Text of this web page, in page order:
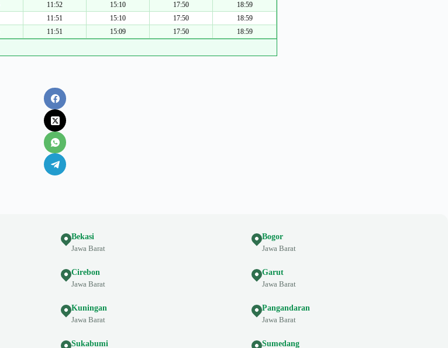
11:52 15:10 17:50
18:59
11:51 15:10 17:50
18:59
11:51 15:09 17:50 18:59
Bekasi
Jawa Barat
Bogor
Jawa Barat
Cirebon
Jawa Barat
Garut
Jawa Barat
Kuningan
Jawa Barat
Pangandaran
Jawa Barat
Sukabumi
Sumedang